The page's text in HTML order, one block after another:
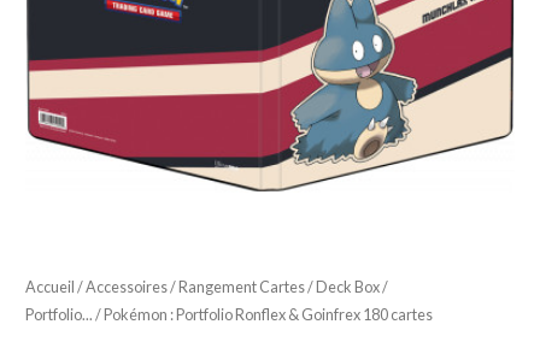
Accueil /Accessoires/ Rangement Cartes / Deck Box /
Portfolio... / Pokémon : Portfolio Ronflex & Goinfrex 180 cartes